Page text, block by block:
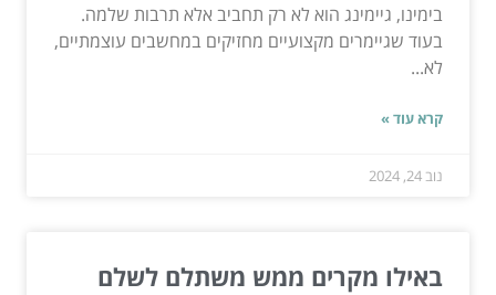
בימינו, גיימינג הוא לא רק תחביב אלא תרבות שלמה.
בעוד שגיימרים מקצועיים מחזיקים במחשבים עוצמתיים,
לא...
קרא עוד »
נוב 24, 2024
באילו מקרים ממש משתלם לשלם